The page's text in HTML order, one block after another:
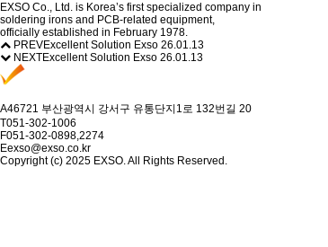
EXSO Co., Ltd. is Korea’s first specialized company in
soldering irons and PCB-related equipment,
officially established in February 1978.
PREVExcellent Solution Exso 26.01.13
NEXTExcellent Solution Exso 26.01.13
A46721 부산광역시 강서구 유통단지1로 132번길 20
T051-302-1006
F051-302-0898,2274
Eexso@exso.co.kr
Copyright (c) 2025 EXSO. All Rights Reserved.